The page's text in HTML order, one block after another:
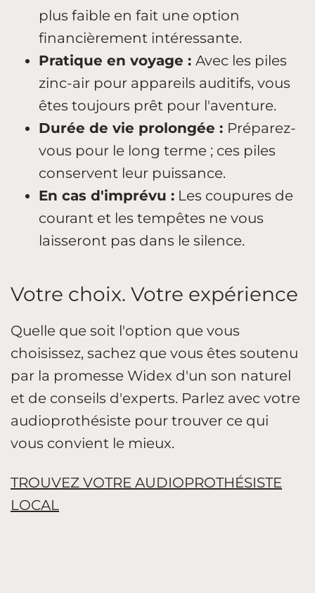
plus faible en fait une option
financièrement intéressante.
Pratique en voyage : Avec les piles
zinc-air pour appareils auditifs, vous
êtes toujours prêt pour l'aventure.
Durée de vie prolongée : Préparez-
vous pour le long terme ; ces piles
conservent leur puissance.
En cas d'imprévu : Les coupures de
courant et les tempêtes ne vous
laisseront pas dans le silence.
Votre choix. Votre expérience
Quelle que soit l'option que vous
choisissez, sachez que vous êtes soutenu
par la promesse Widex d'un son naturel
et de conseils d'experts. Parlez avec votre
audioprothésiste pour trouver ce qui
vous convient le mieux.
TROUVEZ VOTRE AUDIOPROTHÉSISTE
LOCAL